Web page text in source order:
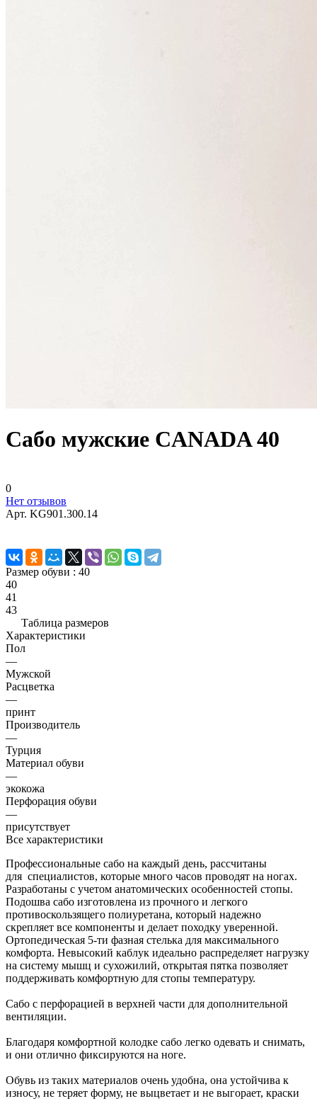
Сабо мужские CANADA 40
0
Нет отзывов
Арт. KG901.300.14
Размер обуви : 40
40
41
43
Таблица размеров
Характеристики
Пол
—
Мужской
Расцветка
—
принт
Производитель
—
Турция
Материал обуви
—
экокожа
Перфорация обуви
—
присутствует
Все характеристики
Профессиональные сабо на каждый день, рассчитаны
для специалистов, которые много часов проводят на ногах.
Разработаны с учетом анатомических особенностей стопы.
Подошва сабо изготовлена из прочного и легкого
противоскользящего полиуретана, который надежно
скрепляет все компоненты и делает походку уверенной.
Ортопедическая 5-ти фазная стелька для максимального
комфорта. Невысокий каблук идеально распределяет нагрузку
на систему мышц и сухожилий, открытая пятка позволяет
поддерживать комфортную для стопы температуру.
Сабо с перфорацией в верхней части для дополнительной
вентиляции.
Благодаря комфортной колодке сабо легко одевать и снимать,
и они отлично фиксируются на ноге.
Обувь из таких материалов очень удобна, она устойчива к
износу, не теряет форму, не выцветает и не выгорает, краски